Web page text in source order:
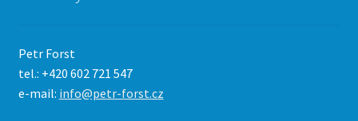
Petr Forst
tel.: +420 602 721 547
e-mail: info@petr-forst.cz